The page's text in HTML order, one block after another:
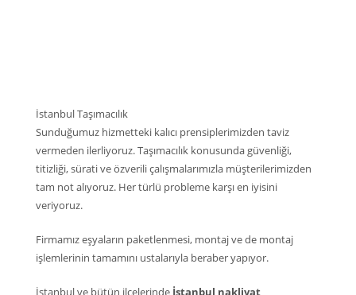
İstanbul Taşımacılık
Sunduğumuz hizmetteki kalıcı prensiplerimizden taviz
vermeden ilerliyoruz. Taşımacılık konusunda güvenliği,
titizliği, sürati ve özverili çalışmalarımızla müşterilerimizden
tam not alıyoruz. Her türlü probleme karşı en iyisini
veriyoruz.
Firmamız eşyaların paketlenmesi, montaj ve de montaj
işlemlerinin tamamını ustalarıyla beraber yapıyor.
İstanbul ve bütün ilçelerinde İstanbul nakliyat